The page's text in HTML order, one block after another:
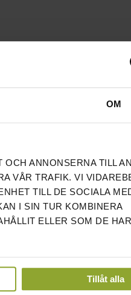
OM
ANNONSERNA TILL
VÅR TRAFIK. VI
TILL DE SOCIALA
I SIN TUR KOMBINERA
ELLER SOM DE
Tillåt alla